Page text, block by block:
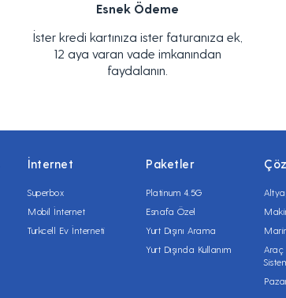
Esnek Ödeme
İster kredi kartınıza ister faturanıza ek,
12 aya varan vade imkanından
faydalanın.
İnternet
Superbox
Mobil İnternet
Turkcell Ev İnterneti
Paketler
Platinum 4.5G
Esnafa Özel
Yurt Dışını Arama
Yurt Dışında Kullanım
Araç